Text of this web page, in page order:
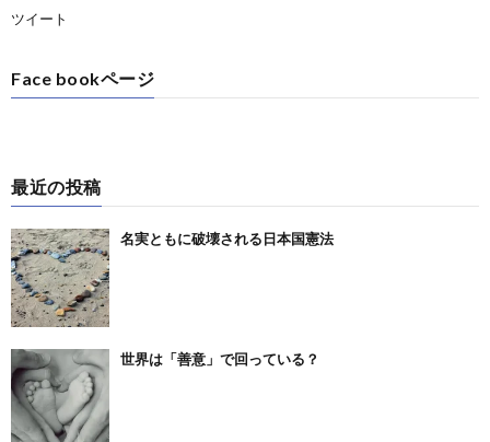
ツイート
Face bookページ
最近の投稿
名実ともに破壊される日本国憲法
世界は「善意」で回っている？